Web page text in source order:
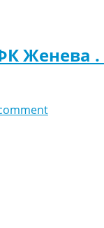
Женева